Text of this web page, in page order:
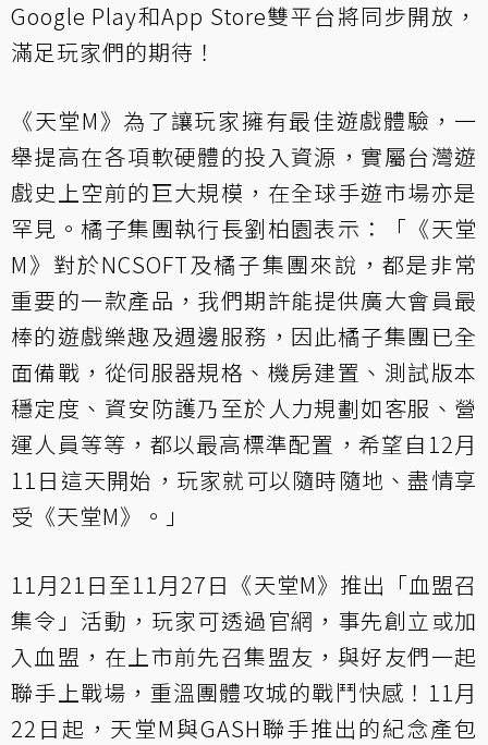
Google Play和App Store雙平台將同步開放，
滿足玩家們的期待！
《天堂M》為了讓玩家擁有最佳遊戲體驗，一
舉提高在各項軟硬體的投入資源，實屬台灣遊
戲史上空前的巨大規模，在全球手遊市場亦是
罕見。橘子集團執行長劉柏園表示：「《天堂
M》對於NCSOFT及橘子集團來說，都是非常
重要的一款產品，我們期許能提供廣大會員最
棒的遊戲樂趣及週邊服務，因此橘子集團已全
面備戰，從伺服器規格、機房建置、測試版本
穩定度、資安防護乃至於人力規劃如客服、營
運人員等等，都以最高標準配置，希望自12月
11日這天開始，玩家就可以隨時隨地、盡情享
受《天堂M》。」
11月21日至11月27日《天堂M》推出「血盟召
集令」活動，玩家可透過官網，事先創立或加
入血盟，在上市前先召集盟友，與好友們一起
聯手上戰場，重溫團體攻城的戰鬥快感！11月
22日起，天堂M與GASH聯手推出的紀念產包